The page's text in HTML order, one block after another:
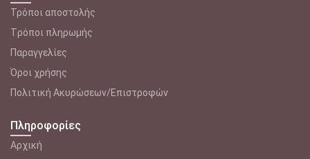
Τρόποι αποστολής
Tρόποι πληρωμής
Παραγγελίες
Όροι χρήσης
Πολιτική Ακυρώσεων/Επιστροφών
Πληροφορίες
Αρχική